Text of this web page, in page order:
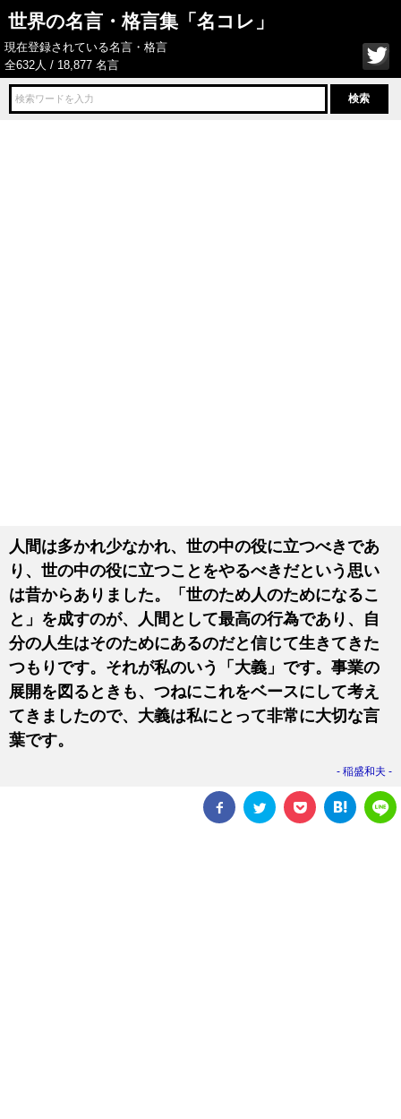
世界の名言・格言集「名コレ」
現在登録されている名言・格言
全632人 / 18,877 名言
人間は多かれ少なかれ、世の中の役に立つべきであ
り、世の中の役に立つことをやるべきだという思い
は昔からありました。「世のため人のためになるこ
と」を成すのが、人間として最高の行為であり、自
分の人生はそのためにあるのだと信じて生きてきた
つもりです。それが私のいう「大義」です。事業の
展開を図るときも、つねにこれをベースにして考え
てきましたので、大義は私にとって非常に大切な言
葉です。
稲盛和夫